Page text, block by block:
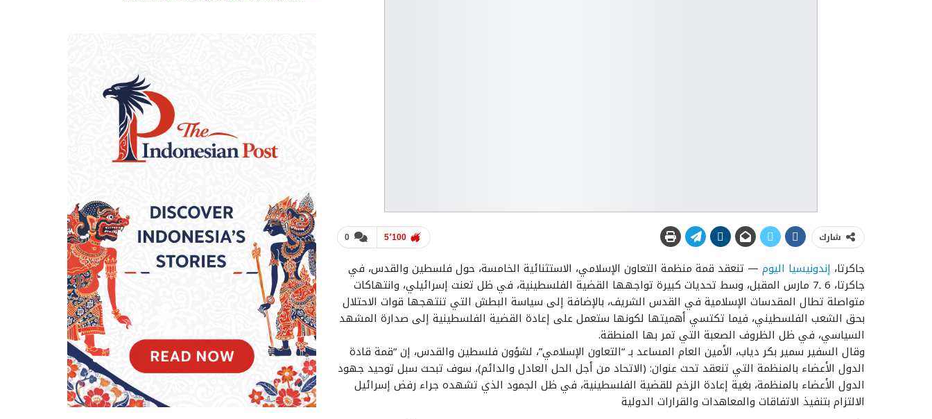
0 5٬100 شارك
جاكرتا، إندونيسيا اليوم — تنعقد قمة منظمة التعاون الإسلامي، الاستثنائية الخامسة، حول فلسطين والقدس، في
جاكرتا، 6 ـ7 مارس المقبل، وسط تحديات كبيرة تواجهها القضية الفلسطينية، في ظل تعنت إسرائيلي، وانتهاكات
متواصلة تطال المقدسات الإسلامية في القدس الشريف، بالإضافة إلى سياسة البطش التي تنتهجها قوات الاحتلال
بحق الشعب الفلسطيني، فيما تكتسي أهميتها لكونها ستعمل على إعادة القضية الفلسطينية إلى صدارة المشهد
السياسي، في ظل الظروف الصعبة التي تمر بها المنطقة.
وقال السفير سمير بكر دياب، الأمين العام المساعد بـ “التعاون الإسلامي”، لشؤون فلسطين والقدس، إن “قمة قادة
الدول الأعضاء بالمنظمة التي تنعقد تحت عنوان: (الاتحاد من أجل الحل العادل والدائم)، سوف تبحث سبل توحيد جهود
الدول الأعضاء بالمنظمة، بغية إعادة الزخم للقضية الفلسطينية، في ظل الجمود الذي تشهده جراء رفض إسرائيل
الالتزام بتنفيذ الاتفاقات والمعاهدات والقرارات الدولية